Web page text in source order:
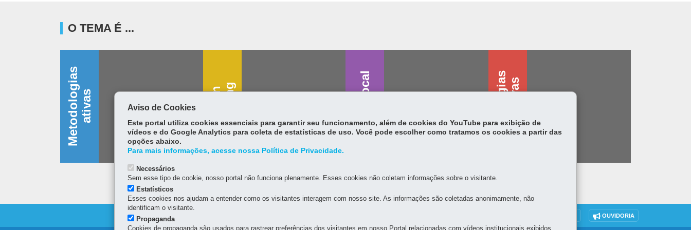
O TEMA É ...
M
e
t
o
d
o
l
o
g
i
a
s
a
t
i
v
as D
e
s
i
g
n
t
h
i
n
k
i
ng Saúde vocal T
e
c
n
o
l
o
g
ia
s
a
s
s
i
s
t
i
v
as
OUVIDORIA
Aviso de Cookies
Este portal utiliza cookies essenciais para garantir seu funcionamento, além de cookies do YouTube para exibição de
vídeos e do Google Analytics para coleta de estatísticas de uso. Você pode escolher como tratamos os cookies a partir das
opções abaixo.
Para mais informações, acesse nossa Política de Privacidade.
Necessários
Sem esse tipo de cookie, nosso portal não funciona plenamente. Esses cookies não coletam informações sobre o visitante.
Estatísticos
Esses cookies nos ajudam a entender como os visitantes interagem com nosso site. As informações são coletadas anonimamente, não
identificam o visitante.
Propaganda
Cookies de propaganda são usados para rastrear preferências dos visitantes em nosso Portal relacionadas com vídeos institucionais exibidos